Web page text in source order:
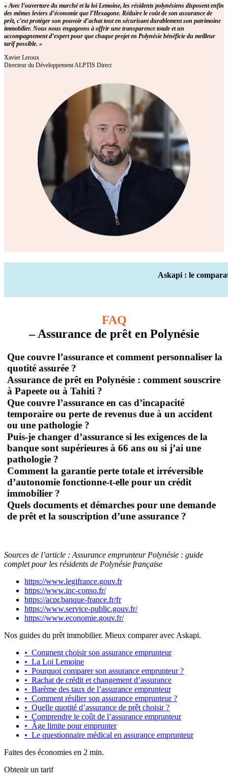
« Avec l’ouverture du marché et la loi Lemoine, les résidents polynésiens disposent enfin
des mêmes leviers d’économie que l’Hexagone. Réduire le coût de son assurance de
prêt, c’est protéger son pouvoir d’achat tout en sécurisant durablement son patrimoine
immobilier. Nous nous engageons à offrir une transparence totale et un
accompagnement d’expert pour que chaque projet en Polynésie bénéficie du meilleur
tarif possible. »
Xavier Leroux
Directeur du Développement ALPTIS Direct
Askapi : le
FAQ
– Assurance de prêt en Polynésie
Que couvre l’assurance et comment personnaliser la
quotité assurée ?
Assurance de prêt en Polynésie : comment souscrire
à Papeete ou à Tahiti ?
Que couvre l’assurance en cas d’incapacité
temporaire ou perte de revenus due à un accident
ou une pathologie ?
Puis-je changer d’assurance si les exigences de la
banque sont supérieures à 66 ans ou si j’ai une
pathologie ?
Comment la garantie perte totale et irréversible
d’autonomie fonctionne-t-elle pour un crédit
immobilier ?
Quels documents et démarches pour une demande
de prêt et la souscription d’une assurance ?
Sources de l’article : Assurance emprunteur Polynésie : guide
complet pour les résidents de Polynésie française
https://www.legifrance.gouv.fr
https://www.inc-conso.fr/
https://acpr.banque-france.fr/fr
https://www.service-public.gouv.fr/
https://www.economie.gouv.fr/
Nos guides du prêt immobilier. Mieux comparer avec Askapi.
• Comment choisir son assurance emprunteur
• La Loi Lemoine
• Pourquoi comparer son assurance emprunteur ?
• Rachat de crédit et changement d’assurance
• Barème des taux de l’assurance emprunteur
• Comment résilier son assurance emprunteur ?
• Quelle quotité d’assurance de prêt choisir ?
• Comprendre le coût de l’assurance emprunteur
• Âge limite pour emprunter
• Le questionnaire médical en assurance emprunteur
Faites des économies en 2 min.
Obtenir un tarif